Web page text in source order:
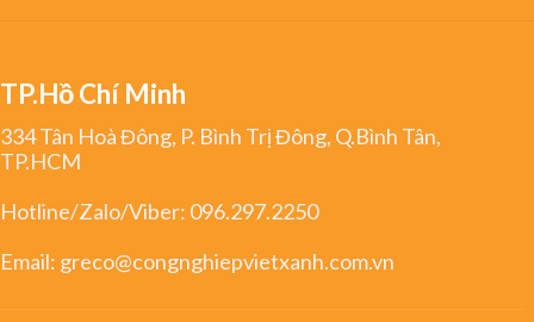
TP.Hồ Chí Minh
334 Tân Hoà Đông, P. Bình Trị Đông, Q.Bình Tân,
TP.HCM
Hotline/Zalo/Viber: 096.297.2250
Email: greco@congnghiepvietxanh.com.vn